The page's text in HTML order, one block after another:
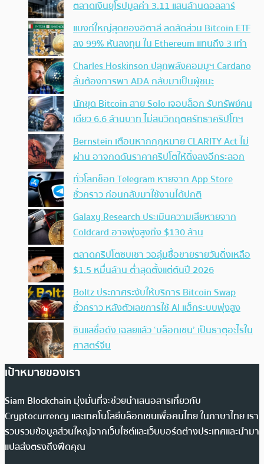
ตลาดเงินยุโรปมูลค่า 3.11 แสนล้านดอลลาร์
แบงก์ใหญ่สุดของอิตาลี ลดสัดส่วน Bitcoin ETF
ลง 99% หันลงทุน ใน Ethereum แทนถึง 3 เท่า
Charles Hoskinson ปลุกพลังคอมมูฯ Cardano
ลั่นต้องการพา ADA กลับมาเป็นผู้ชนะ
นักขุด Bitcoin สาย Solo เจอบล็อก รับทรัพย์คน
เดียว 6.6 ล้านบาท ไม่สนวิกฤตศรัทธาคริปโทฯ
Bernstein เตือนหากกฎหมาย CLARITY Act ไม่
ผ่าน อาจกดดันราคาคริปโตให้ดิ่งลงอีกระลอก
ทั่วโลกช็อก Telegram หายจาก App Store
ชั่วคราว ก่อนกลับมาใช้งานได้ปกติ
Galaxy Research ประเมินความเสียหายจาก
Coldcard อาจพุ่งสูงถึง $130 ล้าน
ตลาดคริปโตซบเซา วอลุ่มซื้อขายรายวันดิ่งเหลือ
$1.5 หมื่นล้าน ต่ำสุดตั้งแต่ต้นปี 2026
Boltz ประกาศระงับให้บริการ Bitcoin Swap
ชั่วคราว หลังตัวเลขการใช้ AI แฮ็กระบบพุ่งสูง
ซินแสชื่อดัง เฉลยแล้ว ‘บล็อกเชน’ เป็นธาตุอะไรใน
ศาสตร์จีน
เป้าหมายของเรา
Siam Blockchain มุ่งมั่นที่จะช่วยนำเสนอสารเกี่ยวกับ
Cryptocurrency และเทคโนโลยีบล็อกเชนเพื่อคนไทย ในภาษาไทย เรา
รวบรวมข้อมูลส่วนใหญ่จากเว็บไซต์และเว็บบอร์ดต่างประเทศและนำมา
แปลส่งตรงถึงฟีดคุณ